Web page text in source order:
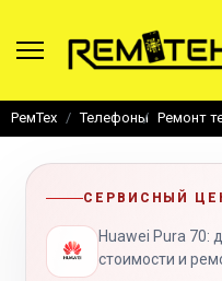
РемТех Телефоны Ремонт
СЕРВИСНЫЙ
Huawei Pura 70:
стоимости и